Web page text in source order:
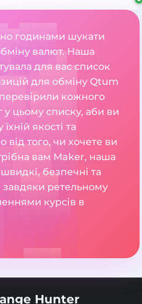
годинами шукати
валют. Наша
для вас список
для обміну Qtum
кожного
у цьому списку, аби ви
якості та
від того, чи хочете ви
вам Maker, наша
безпечні та
завдяки ретельному
курсів в
Hunter